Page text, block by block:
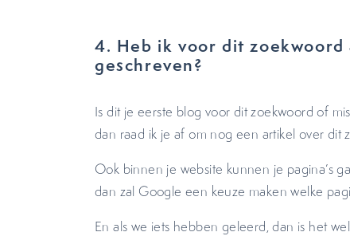
4. Heb ik voor dit
geschreven?
Is dit je eerste blog voor dit zoekwoord of
dan raad ik je af om nog een artikel over dit
Ook binnen je website kunnen je pagina’s
dan zal Google een keuze maken welke
En als we iets hebben geleerd, dan is het